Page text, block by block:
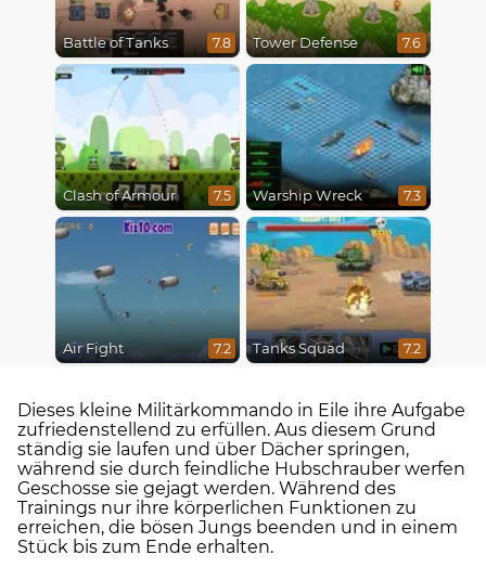
Battle of Tanks 7.8 Tower Defense 7.6
Clash of Armour 7.5 Warship Wreck 7.3
Air Fight 7.2 Tanks Squad 7.2
Dieses kleine Militärkommando in Eile ihre Aufgabe
zufriedenstellend zu erfüllen. Aus diesem Grund
ständig sie laufen und über Dächer springen,
während sie durch feindliche Hubschrauber werfen
Geschosse sie gejagt werden. Während des
Trainings nur ihre körperlichen Funktionen zu
erreichen, die bösen Jungs beenden und in einem
Stück bis zum Ende erhalten.